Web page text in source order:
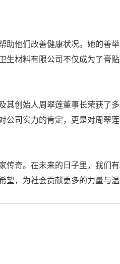
助他们改善健康状况。她的善
材料有限公司不仅成为了膏贴
创始人周翠莲董事长荣获了多
公司实力的肯定，更是对周翠
传奇。在未来的日子里，我们
，为社会贡献更多的力量与温